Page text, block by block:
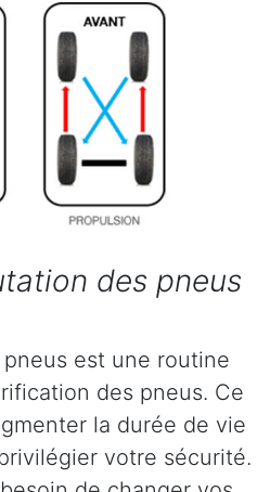
des pneus
est une routine
des pneus. Ce
la durée de vie
votre sécurité.